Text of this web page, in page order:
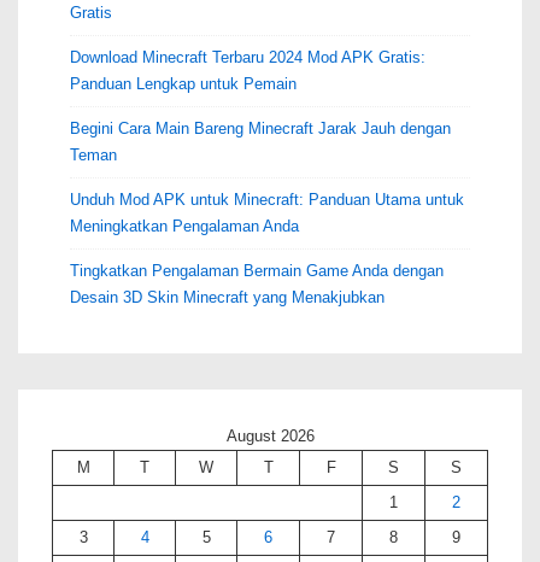
Gratis
Download Minecraft Terbaru 2024 Mod APK Gratis:
Panduan Lengkap untuk Pemain
Begini Cara Main Bareng Minecraft Jarak Jauh dengan
Teman
Unduh Mod APK untuk Minecraft: Panduan Utama untuk
Meningkatkan Pengalaman Anda
Tingkatkan Pengalaman Bermain Game Anda dengan
Desain 3D Skin Minecraft yang Menakjubkan
August 2026
M
T W T F S
S
1
2
3
4 5 6 7 8
9